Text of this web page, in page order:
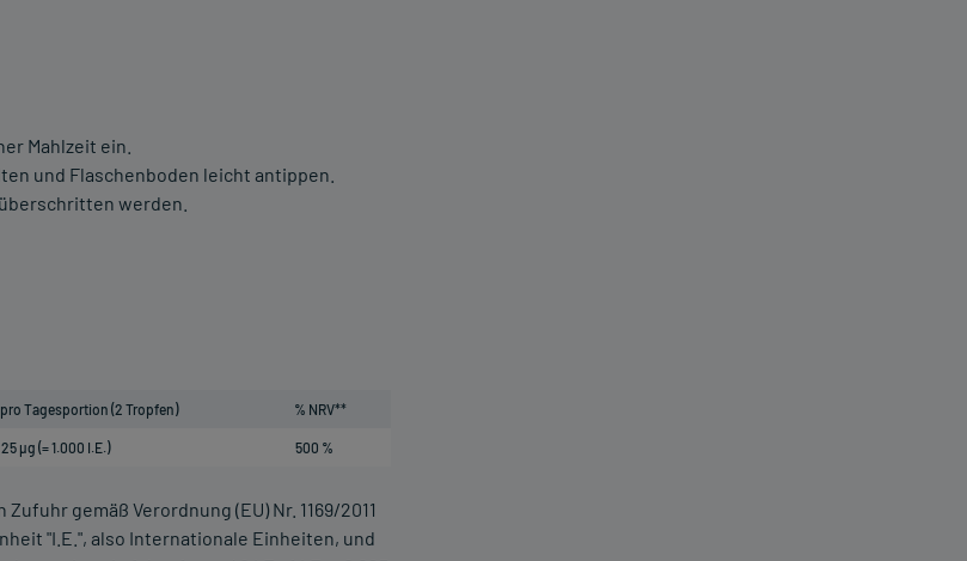
Mahlzeit ein.
und Flaschenboden leicht antippen.
werden.
pro Tagesportion (2 Tropfen) % NRV**
25 µg (= 1.000 I.E.) 500 %
gemäß Verordnung (EU) Nr. 1169/2011
"I.E.", also Internationale Einheiten, und